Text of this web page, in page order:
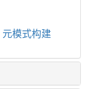
元模式构建